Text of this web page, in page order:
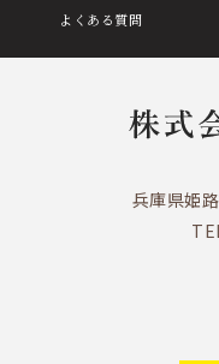
よくある質問
兵庫県姫